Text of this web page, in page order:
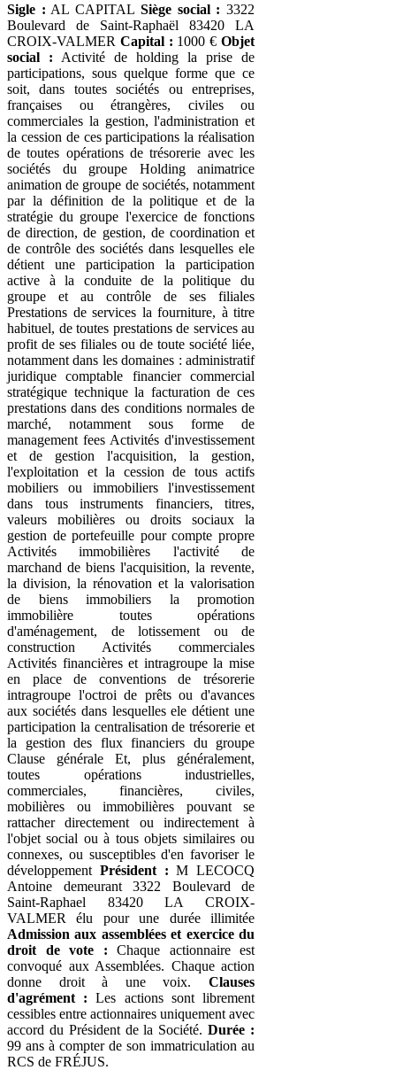
Sigle : AL CAPITAL Siège social : 3322
Boulevard de Saint-Raphaël 83420 LA
CROIX-VALMER Capital : 1000 €Objet
social : Activité de holding la prise de
participations, sous quelque forme que ce
soit, dans toutes sociétés ou entreprises,
françaises ou étrangères, civiles ou
commerciales la gestion, l'administration et
la cession de ces participations la réalisation
de toutes opérations de trésorerie avec les
sociétés du groupe Holding animatrice
animation de groupe de sociétés, notamment
par la définition de la politique et de la
stratégie du groupe l'exercice de fonctions
de direction, de gestion, de coordination et
de contrôle des sociétés dans lesquelles ele
détient une participation la participation
active à la conduite de la politique du
groupe et au contrôle de ses filiales
Prestations de services la fourniture, à titre
habituel, de toutes prestations de services au
profit de ses filiales ou de toute société liée,
notamment dans les domaines : administratif
juridique comptable financier commercial
stratégique technique la facturation de ces
prestations dans des conditions normales de
marché, notamment sous forme de
management fees Activités d'investissement
et de gestion l'acquisition, la gestion,
l'exploitation et la cession de tous actifs
mobiliers ou immobiliers l'investissement
dans tous instruments financiers, titres,
valeurs mobilières ou droits sociaux la
gestion de portefeuille pour compte propre
Activités immobilières l'activité de
marchand de biens l'acquisition, la revente,
la division, la rénovation et la valorisation
de biens immobiliers la promotion
immobilière toutes opérations
d'aménagement, de lotissement ou de
construction Activités commerciales
Activités financières et intragroupe la mise
en place de conventions de trésorerie
intragroupe l'octroi de prêts ou d'avances
aux sociétés dans lesquelles ele détient une
participation la centralisation de trésorerie et
la gestion des flux financiers du groupe
Clause générale Et, plus généralement,
toutes opérations industrielles,
commerciales, financières, civiles,
mobilières ou immobilières pouvant se
rattacher directement ou indirectement à
l'objet social ou à tous objets similaires ou
connexes, ou susceptibles d'en favoriser le
développement Président : M LECOCQ
Antoine demeurant 3322 Boulevard de
Saint-Raphael 83420 LA CROIX-
VALMER élu pour une durée illimitée
Admission aux assemblées et exercice du
droit de vote : Chaque actionnaire est
convoqué aux Assemblées. Chaque action
donne droit à une voix. Clauses
d'agrément : Les actions sont librement
cessibles entre actionnaires uniquement avec
accord du Président de la Société.Durée :
99 ans à compter de son immatriculation au
RCS de FRÉJUS.